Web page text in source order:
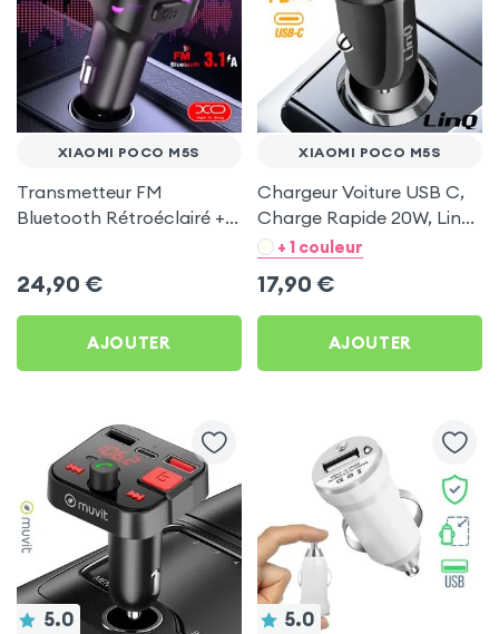
XIAOMI POCO M5S
Transmetteur FM
Bluetooth Rétroéclairé +
24,90 €
AJOUTER
XIAOMI POCO M5S
Chargeur Voiture USB C,
Charge Rapide 20W, LinQ
- Noir pour Xiaomi Poco
+ 1 couleur
17,90 €
AJOUTER
5.0 5.0